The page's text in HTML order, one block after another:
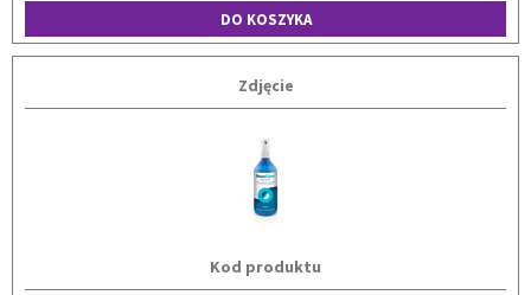
DO KOSZYKA
Zdjęcie
Kod produktu